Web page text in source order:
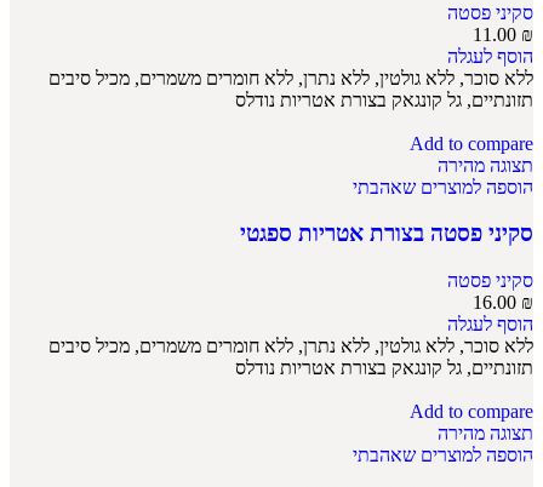
סקיני פסטה
11.00 ₪
הוסף לעגלה
ללא סוכר, ללא גולטין, ללא נתרן, ללא חומרים משמרים, מכיל סיבים
תזונתיים, גל קונגאק בצורת אטריות נודלס
Add to compare
תצוגה מהירה
הוספה למוצרים שאהבתי
סקיני פסטה בצורת אטריות ספגטי
סקיני פסטה
16.00 ₪
הוסף לעגלה
ללא סוכר, ללא גולטין, ללא נתרן, ללא חומרים משמרים, מכיל סיבים
תזונתיים, גל קונגאק בצורת אטריות נודלס
Add to compare
תצוגה מהירה
הוספה למוצרים שאהבתי